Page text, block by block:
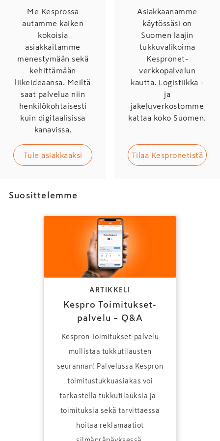
Me Kesprossa
autamme kaiken
kokoisia
asiakkaitamme
menestymään sekä
kehittämään
liikeideaansa. Meiltä
saat palvelua niin
henkilökohtaisesti
kuin digitaalisissa
kanavissa.
Tule asiakkaaksi
Asiakkaanamme
käytössäsi on
Suomen laajin
tukkuvalikoima
Kespronet-
verkkopalvelun
kautta. Logistiikka -
ja
jakeluverkostomme
kattaa koko Suomen.
Tilaa Kespronetistä
Suosittelemme
ARTIKKELI
Kespro Toimitukset-
palvelu – Q&A
Kespron Toimitukset-palvelu
mullistaa tukkutilausten
seurannan! Palvelussa Kespron
toimitustukkuasiakas voi
tarkastella tukkutilauksia ja -
toimituksia sekä tarvittaessa
hoitaa reklamaatiot